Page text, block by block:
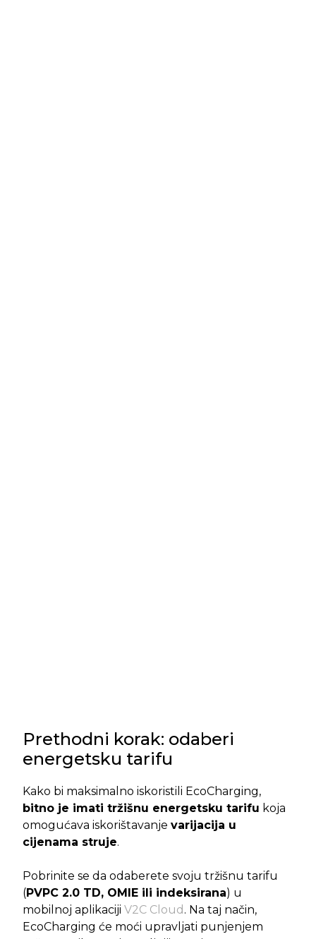
Prethodni korak: odaberi
energetsku tarifu
Kako bi maksimalno iskoristili EcoCharging,
bitno je imati tržišnu energetsku tarifu koja
omogućava iskorištavanje varijacija u
cijenama struje.
Pobrinite se da odaberete svoju tržišnu tarifu
(PVPC 2.0 TD, OMIE ili indeksirana) u
mobilnoj aplikaciji V2C Cloud . Na taj način,
EcoCharging će moći upravljati punjenjem